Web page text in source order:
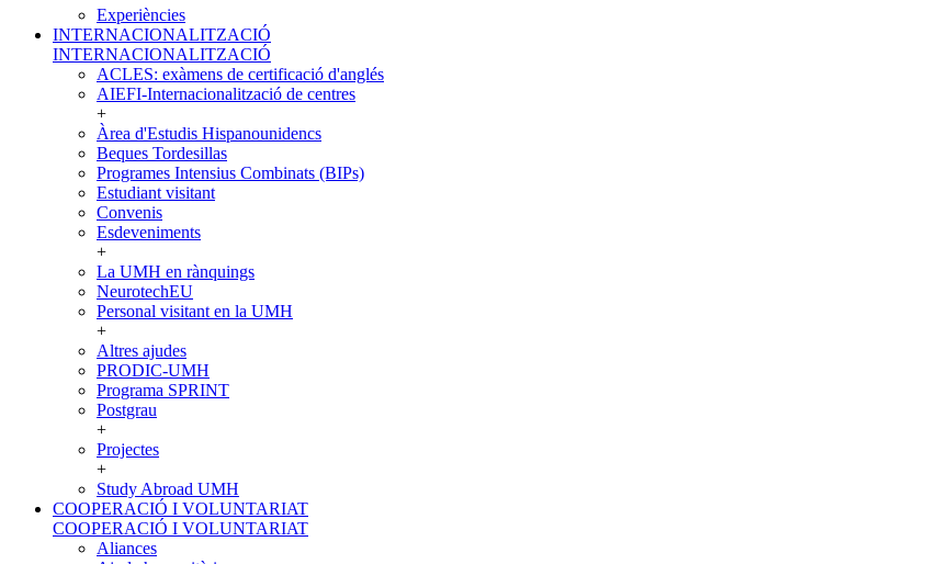
Experiències
INTERNACIONALITZACIÓ
INTERNACIONALITZACIÓ
ACLES: exàmens de certificació d'anglés
AIEFI-Internacionalització de centres
+
Àrea d'Estudis Hispanounidencs
Beques Tordesillas
Programes Intensius Combinats (BIPs)
Estudiant visitant
Convenis
Esdeveniments
+
La UMH en rànquings
NeurotechEU
Personal visitant en la UMH
+
Altres ajudes
PRODIC-UMH
Programa SPRINT
Postgrau
+
Projectes
+
Study Abroad UMH
COOPERACIÓ I VOLUNTARIAT
COOPERACIÓ I VOLUNTARIAT
Aliances